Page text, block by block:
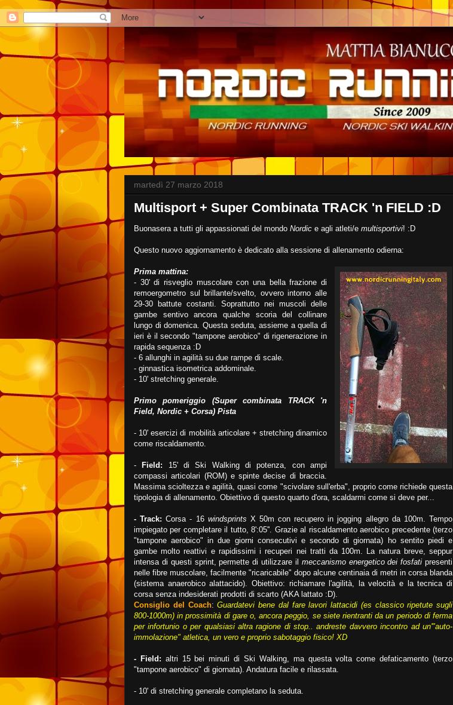
martedì 27 marzo 2018
Multisport + Super Combinata TRACK 'n FIELD :D
Buonasera a tutti gli appassionati del mondo Nordic e agli atleti/e multisportivi! :D
Questo nuovo aggiornamento è dedicato alla sessione di allenamento odierna:
Prima mattina:
- 30' di risveglio muscolare con una bella frazione di
remoergometro sul brillante/svelto, ovvero intorno alle
29-30 battute costanti. Soprattutto nei muscoli delle
gambe sentivo ancora qualche scoria del collinare
lungo di domenica. Questa seduta, assieme a quella di
ieri è il secondo "tampone aerobico" di rigenerazione in
rapida sequenza :D
- 6 allunghi in agilità su due rampe di scale.
- ginnastica isometrica addominale.
- 10' stretching generale.
Primo pomeriggio (Super combinata TRACK 'n
Field, Nordic + Corsa) Pista
- 10' esercizi di mobilità articolare + stretching dinamico
come riscaldamento.
- Field: 15' di Ski Walking di potenza, con ampi
compassi articolari (ROM) e spinte decise di braccia.
Massima scioltezza e agilità, quasi come "scivolare sull'erba", proprio come richiede questa
tipologia di allenamento. Obiettivo di questo quarto d'ora, scaldarmi come si deve per...
- Track:Corsa - 16 windsprints X 50m con recupero in jogging allegro da 100m. Tempo
impiegato per completare il tutto, 8':05''. Grazie al riscaldamento aerobico precedente (terzo
"tampone aerobico" in due giorni consecutivi e secondo di giornata) ho sentito piedi e
gambe molto reattivi e rapidissimi i recuperi nei tratti da 100m. La natura breve, seppur
intensa di questi sprint, permette di utilizzare il meccanismo energetico dei fosfatipresenti
nelle fibre muscolare, facilmente "ricaricabile" dopo alcune centinaia di metri in corsa blanda
(sistema anaerobico alattacido). Obiettivo: richiamare l'agilità, la velocità e la tecnica di
corsa senza indesiderati prodotti di scarto (AKA lattato :D).
Consiglio del Coach:Guardatevi bene dal fare lavori lattacidi (es classico ripetute sugli
800-1000m) in prossimità di gare o, ancora peggio, se siete rientranti da un periodo di ferma
per infortunio o per qualsiasi altra ragione di stop.. andreste davvero incontro ad un'"auto-
immolazione" atletica, un vero e proprio sabotaggio fisico! XD
- Field: altri 15 bei minuti di Ski Walking, ma questa volta come defaticamento (terzo
"tampone aerobico" di giornata). Andatura facile e rilassata.
- 10' di stretching generale completano la seduta.